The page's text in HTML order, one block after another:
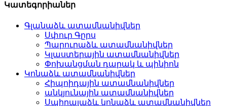
Կատեգորիաներ
Գլանաձև ատամնանիվներ
Սփուր Գըրս
Պարուրաձև ատամնանիվներ
Կլաստերային ատամնանիվներ
Փոխանցման դարակ և պինիոն
Կոնաձև ատամնանիվներ
Հիպոիդային ատամնանիվներ
անկյունային ատամնանիվներ
Սպիրալաձև կոնաձև ատամնանիվներ